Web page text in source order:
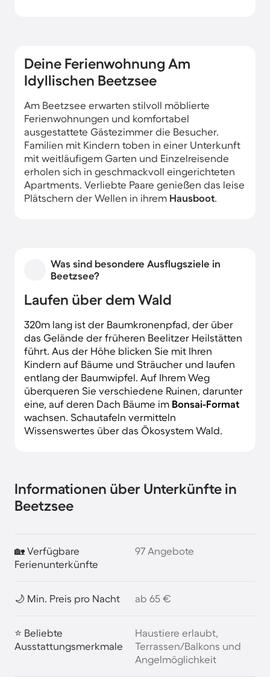
Deine Ferienwohnung Am
Idyllischen Beetzsee
Am Beetzsee erwarten stilvoll möblierte
Ferienwohnungen und komfortabel
ausgestattete Gästezimmer die Besucher.
Familien mit Kindern toben in einer Unterkunft
mit weitläufigem Garten und Einzelreisende
erholen sich in geschmackvoll eingerichteten
Apartments. Verliebte Paare genießen das leise
Plätschern der Wellen in ihrem Hausboot.
Was sind besondere Ausflugsziele in
Beetzsee?
Laufen über dem Wald
320m lang ist der Baumkronenpfad, der über
das Gelände der früheren Beelitzer Heilstätten
führt. Aus der Höhe blicken Sie mit Ihren
Kindern auf Bäume und Sträucher und laufen
entlang der Baumwipfel. Auf Ihrem Weg
überqueren Sie verschiedene Ruinen, darunter
eine, auf deren Dach Bäume im Bonsai-Format
wachsen. Schautafeln vermitteln
Wissenswertes über das Ökosystem Wald.
Informationen über Unterkünfte in
Beetzsee
🏡 Verfügbare
Ferienunterkünfte
97 Angebote
🌙 Min. Preis pro Nacht ab 65 €
⭐ Beliebte
Ausstattungsmerkmale
Haustiere erlaubt,
Terrassen/Balkons und
Angelmöglichkeit